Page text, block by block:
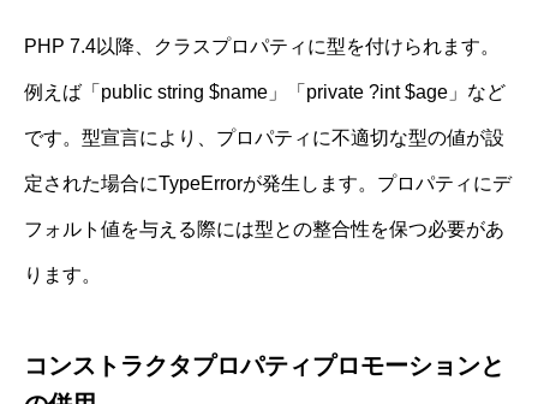
PHP 7.4以降、クラスプロパティに型を付けられます。
例えば「public string $name」「private ?int $age」など
です。型宣言により、プロパティに不適切な型の値が設
定された場合にTypeErrorが発生します。プロパティにデ
フォルト値を与える際には型との整合性を保つ必要があ
ります。
コンストラクタプロパティプロモーションと